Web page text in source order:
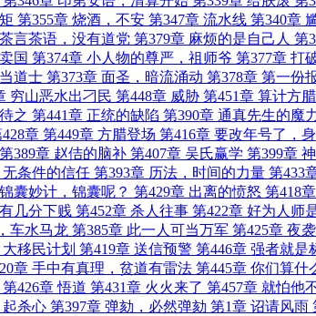
第355章 烧酒，不安 第347章 流水线 第340章
言茶语，没有道党 第379章 麻烦的是自己人 第
国 第374章 小人物的尊严，祖师爷 第377章 打
道士 第373章 面圣，暗流涌动 第378章 第一份
穷山恶水出刁民 第448章 威胁 第451章 算计方腊
之 第441章 正统的缺陷 第390章 通真先生的魔
章 第449章 方腊登场 第416章 要改年号了，
第389章 赵佶的脑补 第407章 吴氏赢学 第399章
无条件的信任 第393章 历法，时间的力量 第433
囊妙计，锦囊呢？ 第429章 出离的愤怒 第418
几分下贱 第452章 杀人往事 第422章 好为人师
车水马龙 第385章 此一人可当万军 第425章 夜袭
移民计划 第419章 送信预警 第446章 强者就是
章 手中有真理，贫道有雷法 第445章 你们算什
第426章 悟道 第431章 火火来了 第457章 就怕他
起杀心 第397章 弹劾，必然弹劾 第1章 诏请风雨